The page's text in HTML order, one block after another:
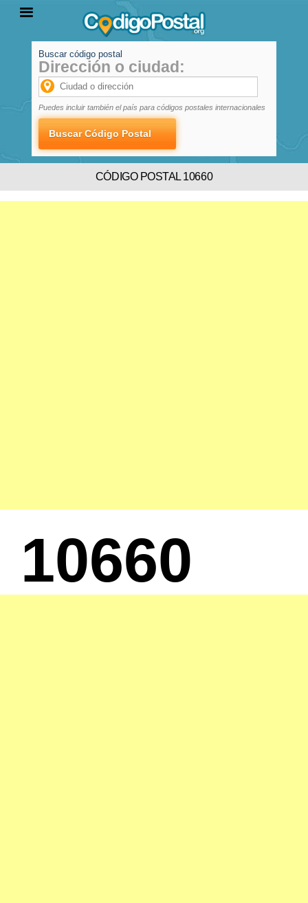
PROVINCIAS
LOCALIDADES
Buscar código postal
Dirección o ciudad:
Puedes incluir también el país para códigos postales internacionales
CÓDIGO POSTAL 10660
10660